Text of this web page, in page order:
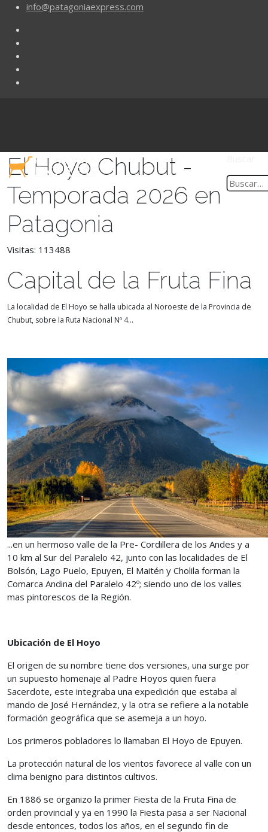
info@patagoniaexpress.com
El Hoyo Chubut -
Temporada 2026 en
Patagonia
Visitas: 113488
Capital de la Fruta Fina
La localidad de El Hoyo se halla ubicada al Noroeste de la Provincia de
Chubut, sobre la Ruta Nacional Nº 4...
...en un hermoso valle de la Pre- Cordillera de los Andes y a
10 km al Sur del Paralelo 42, junto con las localidades de El
Bolsón, Lago Puelo, Epuyen, El Maitén y Cholila forman la
Comarca Andina del Paralelo 42º; siendo uno de los valles
mas pintorescos de la Región.
Ubicación de El Hoyo
El origen de su nombre tiene dos versiones, una surge por
un supuesto homenaje al Padre Hoyos quien fuera
Sacerdote, este integraba una expedición que estaba al
mando de José Hernández, y la otra se refiere a la notable
formación geográfica que se asemeja a un hoyo.
Los primeros pobladores lo llamaban El Hoyo de Epuyen.
La protección natural de los vientos favorece al valle con un
clima benigno para distintos cultivos.
En 1886 se organizo la primer Fiesta de la Fruta Fina de
orden provincial y ya en 1990 la Fiesta pasa a ser Nacional
desde entonces, todos los años, en el segundo fin de